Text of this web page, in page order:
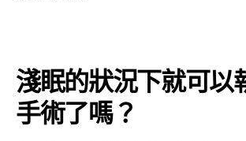
淺眠的狀況下就可以
手術了嗎？